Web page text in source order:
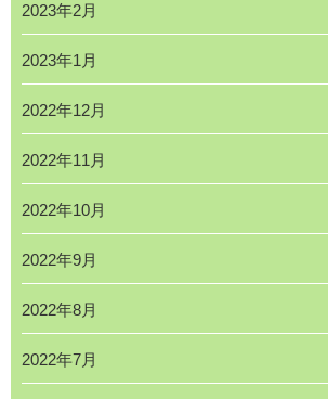
2023年2月
2023年1月
2022年12月
2022年11月
2022年10月
2022年9月
2022年8月
2022年7月